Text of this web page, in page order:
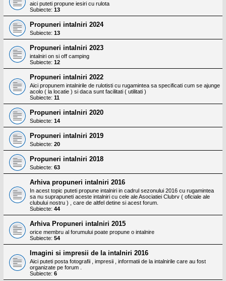
aici puteti propune iesiri cu rulota
Subiecte: 13
Propuneri intalniri 2024
Subiecte: 13
Propuneri intalniri 2023
intalniri on si off camping
Subiecte: 12
Propuneri intalniri 2022
Aici propunem intalnirile de rulotisti cu rugamintea sa specificati cum se ajunge
acolo ( la locatie ) si daca sunt facilitati ( utilitati )
Subiecte: 11
Propuneri intalniri 2020
Subiecte: 14
Propuneri intalniri 2019
Subiecte: 20
Propuneri intalniri 2018
Subiecte: 63
Arhiva propuneri intalniri 2016
In acest topic puteti propune intalniri in cadrul sezonului 2016 cu rugamintea
sa nu suprapuneti aceste intalniri cu cele ale Asociatiei Clubrv ( oficiale ale
clubului nostru ) , care de altfel detine si acest forum.
Subiecte: 44
Arhiva Propuneri intalniri 2015
orice membru al forumului poate propune o intalnire
Subiecte: 54
Imagini si impresii de la intalniri 2016
Aici puteti posta fotografii , impresii , informatii de la intalnirile care au fost
organizate pe forum .
Subiecte: 6